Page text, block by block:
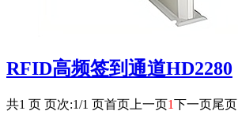
RFID高频签到通道HD2280
共1 页 页次:1/1 页首页 上一页1下一页尾页